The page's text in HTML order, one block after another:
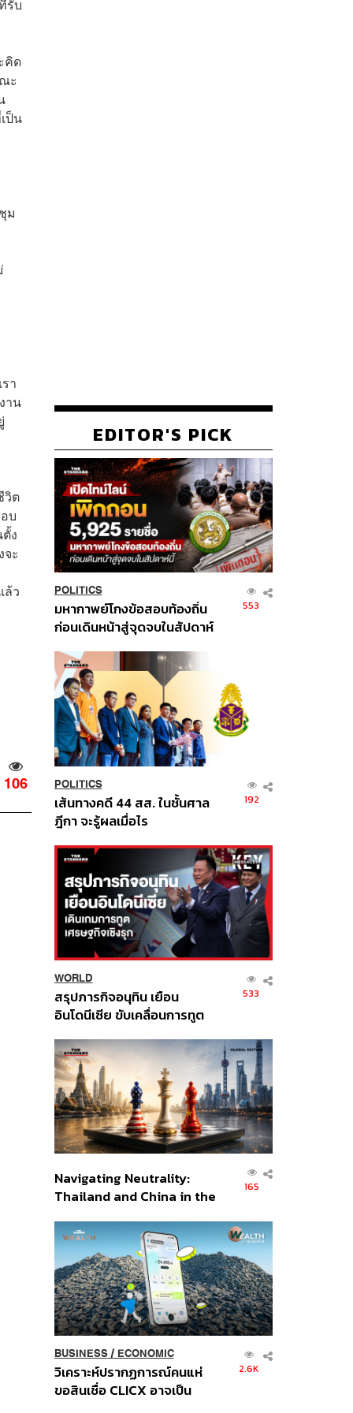
รับ
คิด
ะ
ป็น
ม
า
าน
วิต
บ
ง
ะ
ล้ว
106
EDITOR'S PICK
POLITICS
มหากาพย์โกงข้อสอบท้องถิ่น
ก่อนเดินหน้าสู่จุดจบในสัปดาห์
553
POLITICS
เส้นทางคดี 44 สส. ในชั้นศาล
ฎีกา จะรู้ผลเมื่อไร
192
WORLD
สรุปภารกิจอนุทิน เยือน
อินโดนีเซีย ขับเคลื่อนการทูต
ส่วนยุทธศาสตร์ไทย –
อินโดนีเซีย
533
Navigating Neutrality:
Thailand and China in the
Order
165
BUSINESS/ ECONOMIC
วิเคราะห์ปรากฏการณ์คนแห่
ขอสินเชื่อ CLICX อาจเป็น
2.6K